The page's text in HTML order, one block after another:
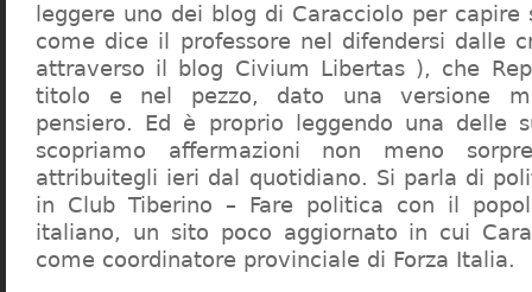
leggere uno dei blog di Caracciolo per
come dice il professore nel difendersi dalle
attraverso il blog Civium Libertas ), che
titolo e nel pezzo, dato una versione
pensiero. Ed è proprio leggendo una delle
scopriamo affermazioni non meno
attribuitegli ieri dal quotidiano. Si parla di
in Club Tiberino – Fare politica con il
italiano, un sito poco aggiornato in cui
come coordinatore provinciale di Forza Italia.